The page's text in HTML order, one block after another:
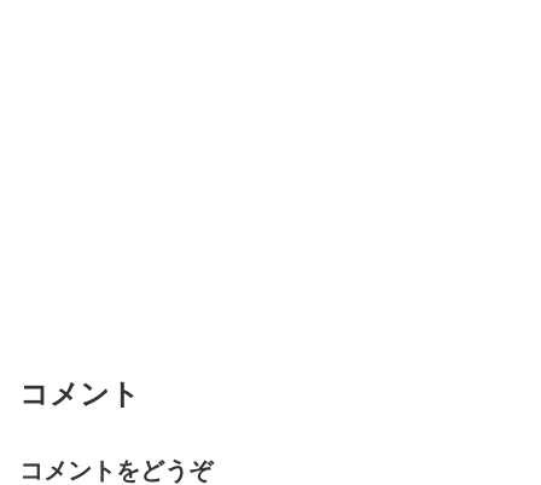
コメント
コメントをどうぞ